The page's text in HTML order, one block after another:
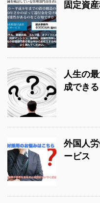
固定資
人生の
成できる
外国人
ービス